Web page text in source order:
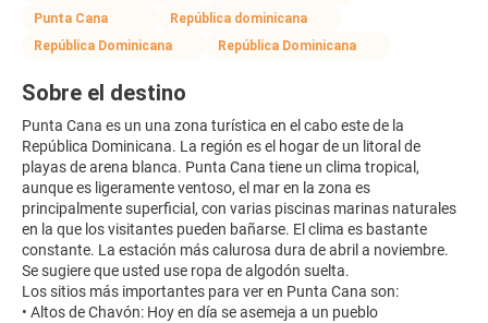
Punta Cana
República dominicana
República Dominicana
República Dominicana
Sobre el destino
Punta Cana es un una zona turística en el cabo este de la
República Dominicana. La región es el hogar de un litoral de
playas de arena blanca. Punta Cana tiene un clima tropical,
aunque es ligeramente ventoso, el mar en la zona es
principalmente superficial, con varias piscinas marinas naturales
en la que los visitantes pueden bañarse. El clima es bastante
constante. La estación más calurosa dura de abril a noviembre.
Se sugiere que usted use ropa de algodón suelta.
Los sitios más importantes para ver en Punta Cana son:
• Altos de Chavón: Hoy en día se asemeja a un pueblo